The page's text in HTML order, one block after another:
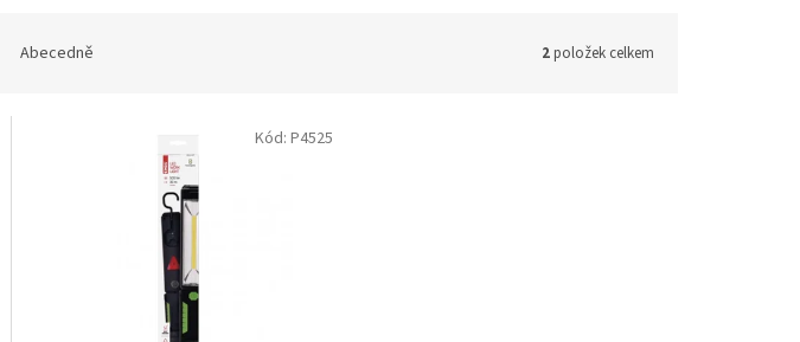
Abecedně 2položek celkem
Kód: P4525